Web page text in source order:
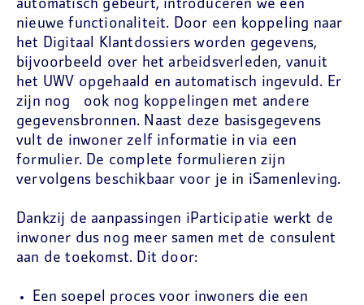
automatisch gebeurt, introduceren we een
nieuwe functionaliteit. Door een koppeling naar
het Digitaal Klantdossiers worden gegevens,
bijvoorbeeld over het arbeidsverleden, vanuit
het UWV opgehaald en automatisch ingevuld. Er
zijn nog ook nog koppelingen met andere
gegevensbronnen. Naast deze basisgegevens
vult de inwoner zelf informatie in via een
formulier. De complete formulieren zijn
vervolgens beschikbaar voor je in iSamenleving.
Dankzij de aanpassingen iParticipatie werkt de
inwoner dus nog meer samen met de consulent
aan de toekomst. Dit door:
Een soepel proces voor inwoners die een